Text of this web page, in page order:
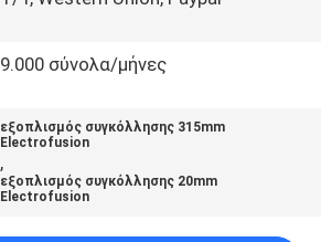
9.000 σύνολα/μήνες
εξοπλισμός συγκόλλησης 315mm
Electrofusion
,
εξοπλισμός συγκόλλησης 20mm
Electrofusion